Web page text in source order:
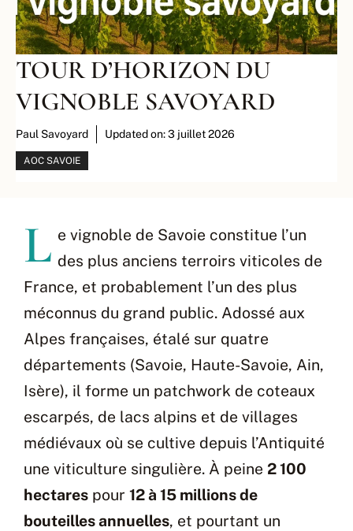
TOUR D’HORIZON DU
VIGNOBLE SAVOYARD
Paul Savoyard Updated on:3 juillet 2026
AOC SAVOIE
L e vignoble de Savoie constitue l’un
des plus anciens terroirs viticoles de
France, et probablement l’un des plus
méconnus du grand public. Adossé aux
Alpes françaises, étalé sur quatre
départements (Savoie, Haute-Savoie, Ain,
Isère), il forme un patchwork de coteaux
escarpés, de lacs alpins et de villages
médiévaux où se cultive depuis l’Antiquité
une viticulture singulière. À peine 2 100
hectares pour 12 à 15 millions de
bouteilles annuelles, et pourtant un